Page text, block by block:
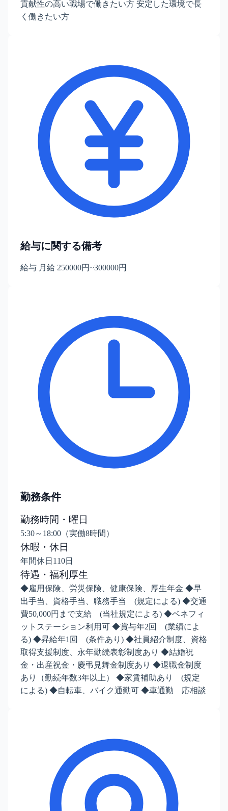
貢献性の高い職場で働きたい方 安定した環境で長
く働きたい方
給与に関する備考
給与 月給 250000円~300000円
勤務条件
勤務時間・曜日
5:30～18:00（実働8時間）
休暇・休日
年間休日110日
待遇・福利厚生
◆雇用保険、労災保険、健康保険、厚生年金 ◆早
出手当、資格手当、職務手当 (規定による) ◆交通
費50,000円まで支給 (当社規定による) ◆ベネフィ
ットステーション利用可 ◆賞与年2回 (業績によ
る) ◆昇給年1回 (条件あり) ◆社員紹介制度、資格
取得支援制度、永年勤続表彰制度あり ◆結婚祝
金・出産祝金・慶弔見舞金制度あり ◆退職金制度
あり（勤続年数3年以上） ◆家賃補助あり (規定
による) ◆自転車、バイク通勤可 ◆車通勤 応相談